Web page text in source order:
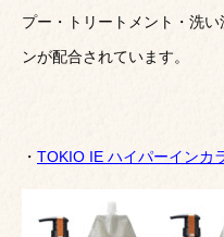
プー・トリートメント・洗
ンが配合されています。
・ TOKIO IE ハイパーインカ